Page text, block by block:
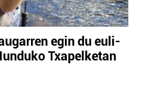
egin du euli-
Txapelketan